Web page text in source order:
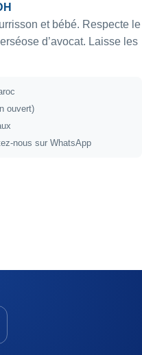
et bébé. Respecte le
d’avocat. Laisse les
ouvert)
nous sur WhatsApp